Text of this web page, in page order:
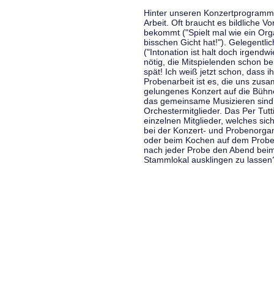
Hinter unseren
Arbeit. Oft braucht es bildliche
bekommt ("Spielt mal wie ein
bisschen Gicht hat!").
("Intonation ist halt doch
nötig, die Mitspielenden schon
spät! Ich weiß jetzt schon, dass
Probenarbeit ist es, die uns
gelungenes Konzert auf die
das gemeinsame Musizieren
Orchestermitglieder. Das Per
einzelnen Mitglieder, welches
bei der Konzert- und
oder beim Kochen auf dem
nach jeder Probe den Abend
Stammlokal ausklingen zu